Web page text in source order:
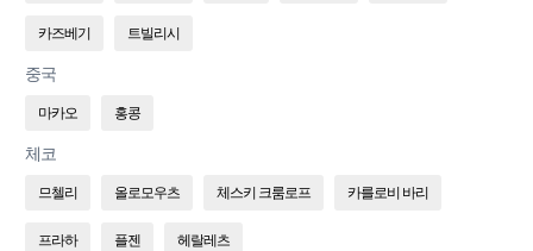
카즈베기 트빌리시
중국
마카오 홍콩
체코
므첼리 올로모우츠 체스키 크룸로프 카를로비 바리
프라하 플젠 헤랄레츠